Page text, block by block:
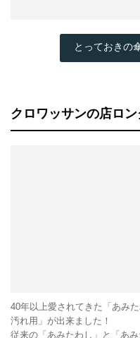
とっておきの
クロワッサンの店ロン
40年以上愛されてきた「あみ
汚れ用」が出来ました！
従来の「あみたわし」と「あ